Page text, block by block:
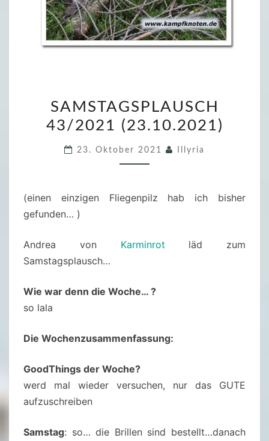
A
M
S
4
/
2
1
SAMSTAGSPLAUSCH
43/2021 (23.10.2021)
23. Oktober 2021 Illyria
(einen einzigen Fliegenpilz hab ich bisher
gefunden… )
Andrea von Karminrot läd zum
Samstagsplausch…
Wie war denn die Woche… ?
so lala
Die Wochenzusammenfassung:
GoodThings der Woche?
werd mal wieder versuchen, nur das GUTE
aufzuschreiben
Samstag: so… die Brillen sind bestellt…danach